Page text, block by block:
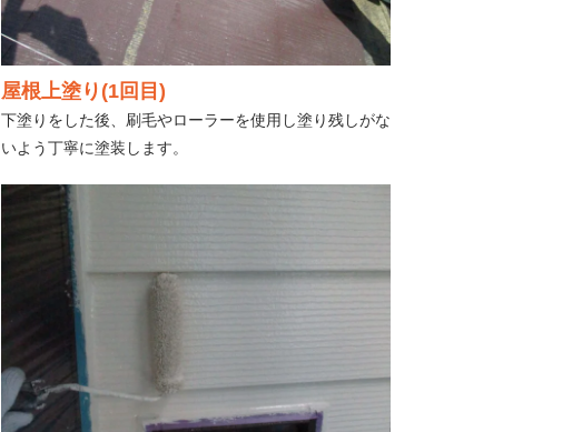
屋根上塗り(1回目)
下塗りをした後、刷毛やローラーを使用し塗り残しがな
いよう丁寧に塗装します。